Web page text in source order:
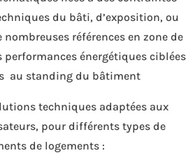
du bâti, d’exposition, ou
nombreuses références en zone de
performances énergétiques ciblées
au standing du bâtiment
techniques adaptées aux
pour différents types de
de logements :